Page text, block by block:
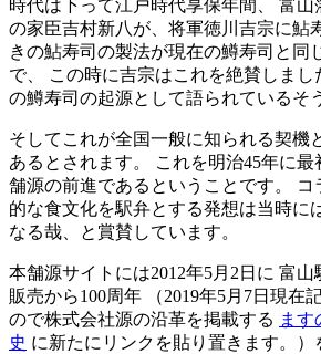
時代は下って江戸時代享保年間、 富
の家臣吉村新八が、将軍徳川吉宗に鮎
きの鮎寿司の製法が現在の鱒寿司と同
で、 この時に吉宗はこれを絶賛しまし
の鱒寿司の起源として語られているそ
そしてこれが全国一般に知られる契機
あるとされます。 これを明治45年に
舗源の前進であるということです。
的な食文化を駅弁とする発想は当時に
なる哉、と賞賛しています。
本舗源サイトには2012年5月2日に 富山
販売から100周年 （2019年5月7日現在
ので株式会社源の沿革を掲載する ます
史 に新たにリンクを貼り置きます。）